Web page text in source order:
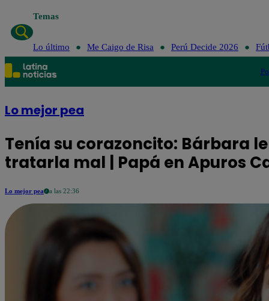
Temas
Lo último Me Caigo de Risa Perú Decide 2026
Lo mejor pea
Tenía su corazoncito: Bárbara
tratarla mal | Papá en Apuros
Lo mejor pea a las 22:36